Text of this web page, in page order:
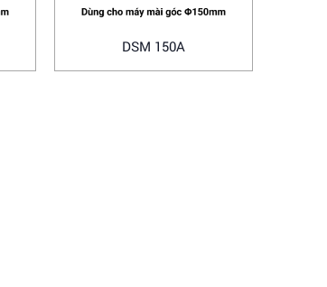
DSM 150A